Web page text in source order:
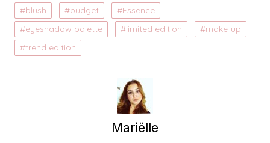
blush budget
Essence
eyeshadow palette
limited edition
make-up
trend edition
Mariëlle